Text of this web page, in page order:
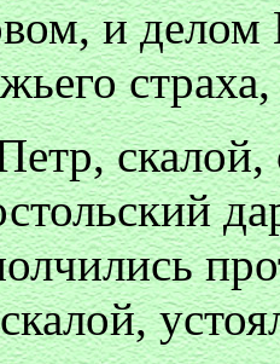
и делом